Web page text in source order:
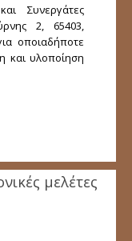
κτιρίων
Συνεργάτες
2, 65403,
οποιαδήποτε
και υλοποίηση
μελέτες